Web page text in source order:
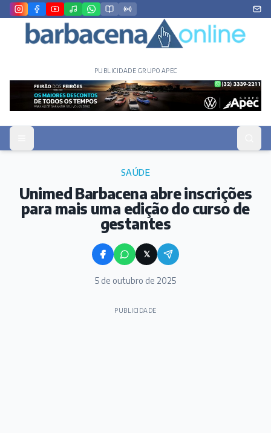
PUBLICIDADE GRUPO APEC
SAÚDE
Unimed Barbacena abre inscrições
para mais uma edição do curso de
gestantes
𝕏
5 de outubro de 2025
PUBLICIDADE